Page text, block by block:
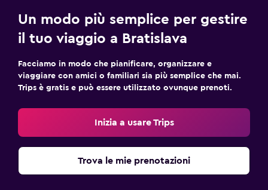
Un modo più semplice per gestire
il tuo viaggio a Bratislava
Facciamo in modo che pianificare, organizzare e
viaggiare con amici o familiari sia più semplice che mai.
Trips è gratis e può essere utilizzato ovunque prenoti.
Inizia a usare Trips
Trova le mie prenotazioni